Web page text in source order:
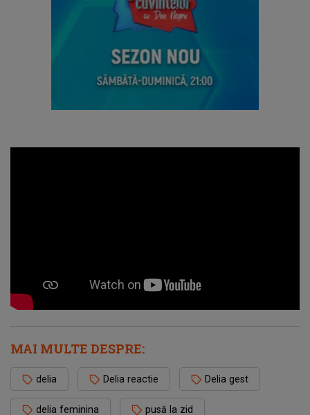
MAI MULTE DESPRE:
delia Delia reactie Delia gest
delia feminina pusă la zid